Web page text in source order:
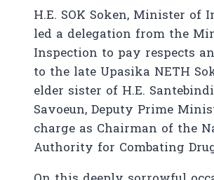
H.E. SOK Soken, Minister of
led a delegation from the
Inspection to pay respects
to the late Upasika NETH
elder sister of H.E.
Savoeun, Deputy Prime
charge as Chairman of the
Authority for Combating